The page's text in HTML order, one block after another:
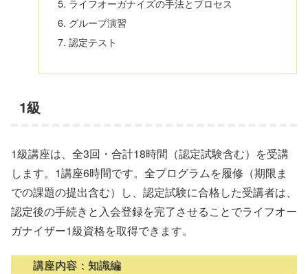
ライフオーガナイズの手法とプロセス
グループ演習
認定テスト
1級
1級講座は、全3回・合計18時間（認定試験含む）を受講
します。1講座6時間です。全プログラムを履修（期限ま
での課題の提出含む）し、認定試験に合格した受講者は、
認定後の手続きと入会登録を完了させることでライフオー
ガナイザー1級資格を取得できます。
講座内容：知識編